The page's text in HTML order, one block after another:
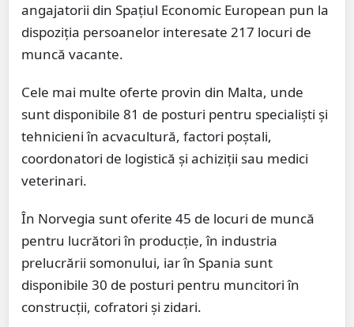
angajatorii din Spațiul Economic European pun la
dispoziția persoanelor interesate 217 locuri de
muncă vacante.
Cele mai multe oferte provin din Malta, unde
sunt disponibile 81 de posturi pentru specialiști și
tehnicieni în acvacultură, factori poștali,
coordonatori de logistică și achiziții sau medici
veterinari.
În Norvegia sunt oferite 45 de locuri de muncă
pentru lucrători în producție, în industria
prelucrării somonului, iar în Spania sunt
disponibile 30 de posturi pentru muncitori în
construcții, cofra­tori și zidari.